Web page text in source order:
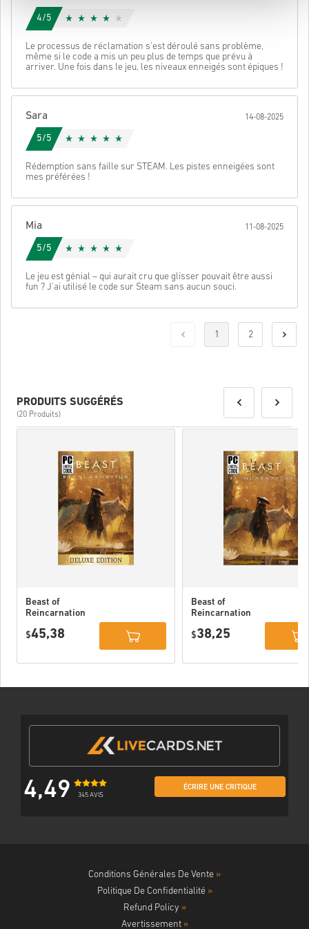
4/5
Le processus de réclamation s’est déroulé sans problème,
même si le code a mis un peu plus de temps que prévu à
arriver. Une fois dans le jeu, les niveaux enneigés sont épiques !
Sara 14-08-2025
5/5
Rédemption sans faille sur STEAM. Les pistes enneigées sont
mes préférées !
Mia 11-08-2025
5/5
Le jeu est génial – qui aurait cru que glisser pouvait être aussi
fun ? J'ai utilisé le code sur Steam sans aucun souci.
1 2
PRODUITS SUGGÉRÉS
(20 Produits)
Beast of
Reincarnation
PC (STEAM)
$45,38
Beast of
Reincarnation
$38,25
4,49 345 AVIS
ÉCRIRE UNE CRITIQUE
Conditions Générales De Vente »
Politique De Confidentialité »
Refund Policy »
Avertissement »